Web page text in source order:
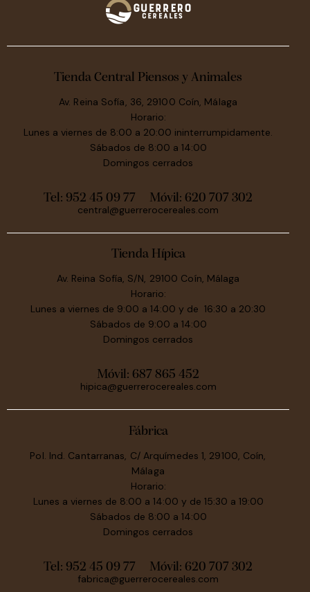
Tienda Central Piensos y Animales
Av. Reina Sofía, 36, 29100 Coín, Málaga
Horario:
Lunes a viernes de 8:00 a 20:00 ininterrumpidamente.
Sábados de 8:00 a 14:00
Domingos cerrados
Tel: 952 45 09 77 Móvil: 620 707 302
central@guerrerocereales.com
Tienda Hípica
Av. Reina Sofía, S/N, 29100 Coín, Málaga
Horario:
Lunes a viernes de 9:00 a 14:00 y de 16:30 a 20:30
Sábados de 9:00 a 14:00
Domingos cerrados
Móvil: 687 865 452
hipica@guerrerocereales.com
Fábrica
Pol. Ind. Cantarranas, C/ Arquímedes 1, 29100, Coín,
Málaga
Horario:
Lunes a viernes de 8:00 a 14:00 y de 15:30 a 19:00
Sábados de 8:00 a 14:00
Domingos cerrados
Tel: 952 45 09 77 Móvil: 620 707 302
fabrica@guerrerocereales.com